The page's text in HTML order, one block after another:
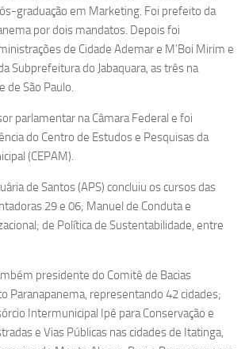
graduação em Marketing. Foi prefeito da
por dois mandatos. Depois foi
de Cidade Ademar e M’Boi Mirim e
Subprefeitura do Jabaquara, as três na
de São Paulo.
parlamentar na Câmara Federal e foi
do Centro de Estudos e Pesquisas da
(CEPAM).
de Santos (APS) concluiu os cursos das
29 e 06; Manuel de Conduta e
de Política de Sustentabilidade, entre
presidente do Comitê de Bacias
Paranapanema, representando 42 cidades;
Intermunicipal Ipê para Conservação e
e Vias Públicas nas cidades de Itatinga,